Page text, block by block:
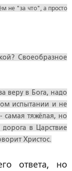
не "за что", а просто
Своеобразное
веру в Бога, надо
испытании и не
самая тяжёлая, но
в Царствие
Христос.
ответа, но